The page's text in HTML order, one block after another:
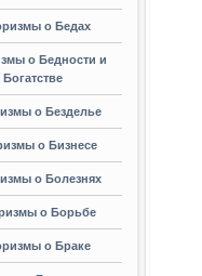
о Бедах
о Бедности и
Богатстве
о Безделье
о Бизнесе
о Болезнях
о Борьбе
о Браке